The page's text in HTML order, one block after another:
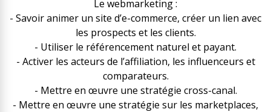
Le webmarketing :
- Savoir animer un site d’e-commerce, créer un lien avec
les prospects et les clients.
- Utiliser le référencement naturel et payant.
- Activer les acteurs de l’affiliation, les influenceurs et
comparateurs.
- Mettre en œuvre une stratégie cross-canal.
- Mettre en œuvre une stratégie sur les marketplaces,